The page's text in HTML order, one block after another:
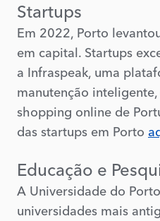
Startups
Em 2022, Porto
em capital. Startups
a Infraspeak, uma
manutenção
shopping online de
das startups em Porto
Educação e
A Universidade do
universidades mais